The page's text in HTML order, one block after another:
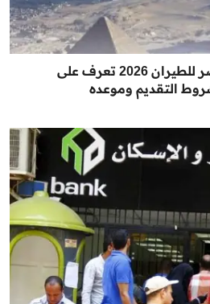
فرص عمل مميزة في مصر للطيران 2026 تعرف على
التقديم وموعده